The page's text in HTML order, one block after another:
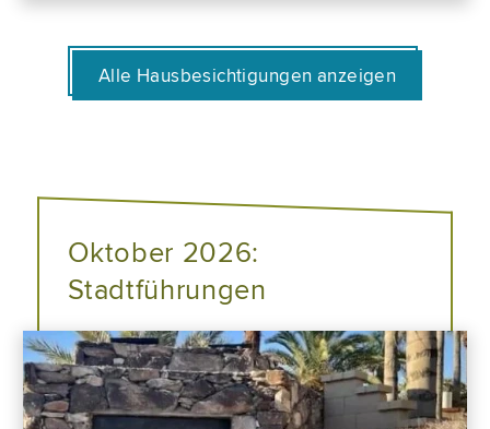
Alle Hausbesichtigungen anzeigen
Oktober 2026:
Stadtführungen